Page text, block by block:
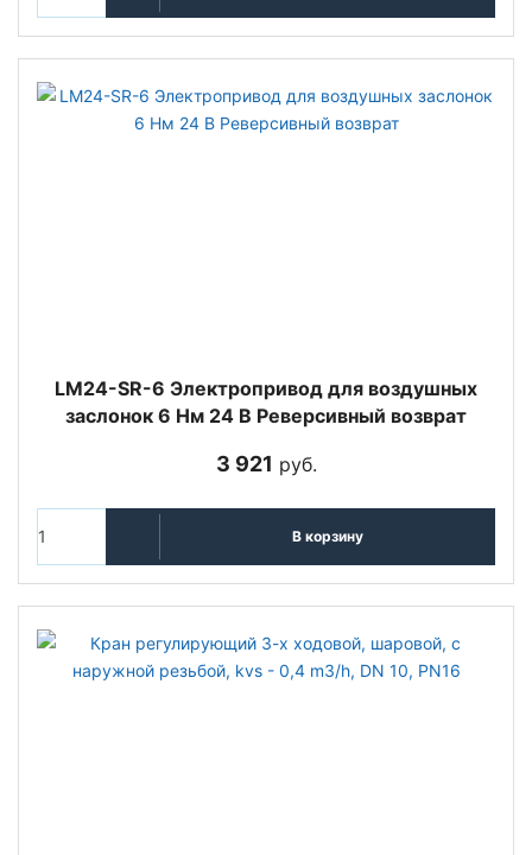
LM24-SR-6 Электропривод для воздушных
заслонок 6 Нм 24 В Реверсивный возврат
3 921 руб.
В корзину